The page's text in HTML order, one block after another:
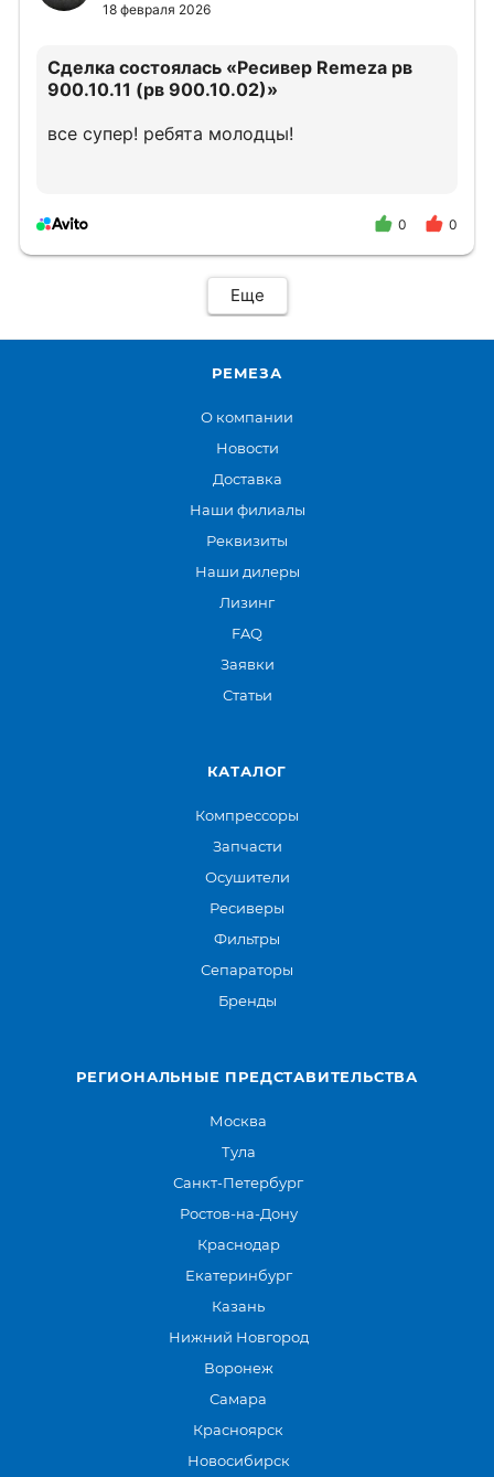
18 февраля 2026
Сделка состоялась «Ресивер Remeza рв
900.10.11 (рв 900.10.02)»
все супер! ребята молодцы!
0 0
Еще
РЕМЕЗА
О компании
Новости
Доставка
Наши филиалы
Реквизиты
Наши дилеры
Лизинг
FAQ
Заявки
Статьи
КАТАЛОГ
Компрессоры
Запчасти
Осушители
Ресиверы
Фильтры
Сепараторы
Бренды
РЕГИОНАЛЬНЫЕ ПРЕДСТАВИТЕЛЬСТВА
Москва
Тула
Санкт-Петербург
Ростов-на-Дону
Краснодар
Екатеринбург
Казань
Нижний Новгород
Воронеж
Самара
Красноярск
Новосибирск